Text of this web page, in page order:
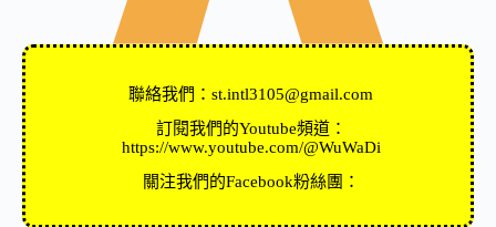
聯絡我們：st.intl3105@gmail.com
訂閱我們的Youtube頻道：
https://www.youtube.com/@WuWaDi
關注我們的Facebook粉絲團：